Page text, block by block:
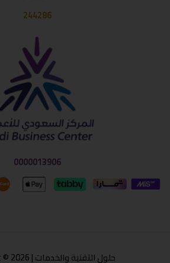
244286
0000013906
حلول التقنية والخدمات | Copyright © 2026